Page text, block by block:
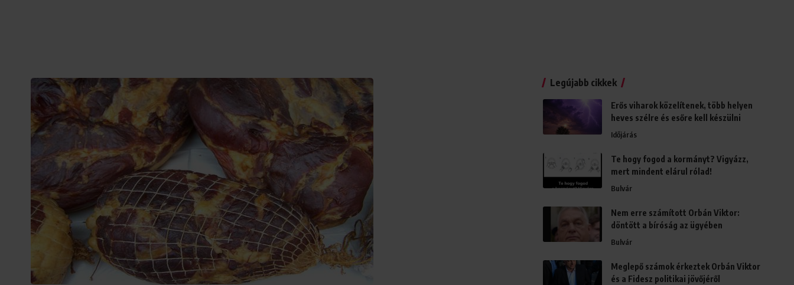
Legújabb cikkek
Erős viharok közelítenek, több helyen
heves szélre és esőre kell készülni
Időjárás
Te hogy fogod a kormányt? Vigyázz,
mert mindent elárul rólad!
Bulvár
Nem erre számított Orbán Viktor:
döntött a bíróság az ügyében
Bulvár
Meglepő számok érkeztek Orbán Viktor
és a Fidesz politikai jövőjéről